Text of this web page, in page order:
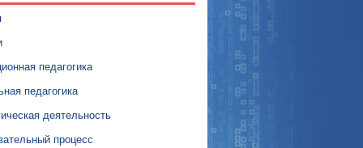
педагогика
педагогика
деятельность
процесс